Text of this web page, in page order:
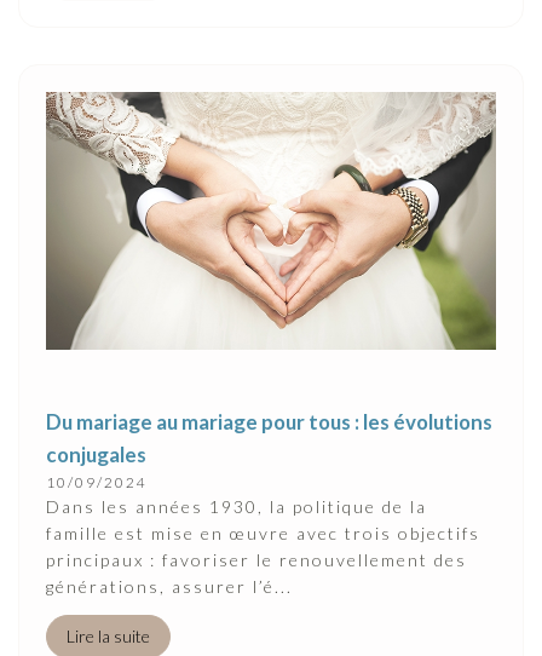
Du mariage au mariage pour tous : les évolutions
conjugales
10/09/2024
Dans les années 1930, la politique de la
famille est mise en œuvre avec trois objectifs
principaux : favoriser le renouvellement des
générations, assurer l’é...
Lire la suite